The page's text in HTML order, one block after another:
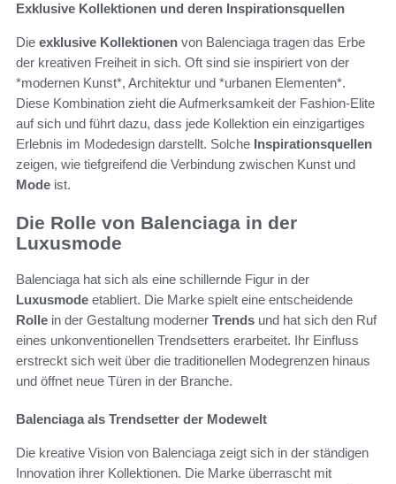
Exklusive Kollektionen und deren Inspirationsquellen
Die exklusive Kollektionen von Balenciaga tragen das Erbe
der kreativen Freiheit in sich. Oft sind sie inspiriert von der
*modernen Kunst*, Architektur und *urbanen Elementen*.
Diese Kombination zieht die Aufmerksamkeit der Fashion-Elite
auf sich und führt dazu, dass jede Kollektion ein einzigartiges
Erlebnis im Modedesign darstellt. Solche Inspirationsquellen
zeigen, wie tiefgreifend die Verbindung zwischen Kunst und
Mode ist.
Die Rolle von Balenciaga in der
Luxusmode
Balenciaga hat sich als eine schillernde Figur in der
Luxusmode etabliert. Die Marke spielt eine entscheidende
Rolle in der Gestaltung moderner Trends und hat sich den Ruf
eines unkonventionellen Trendsetters erarbeitet. Ihr Einfluss
erstreckt sich weit über die traditionellen Modegrenzen hinaus
und öffnet neue Türen in der Branche.
Balenciaga als Trendsetter der Modewelt
Die kreative Vision von Balenciaga zeigt sich in der ständigen
Innovation ihrer Kollektionen. Die Marke überrascht mit